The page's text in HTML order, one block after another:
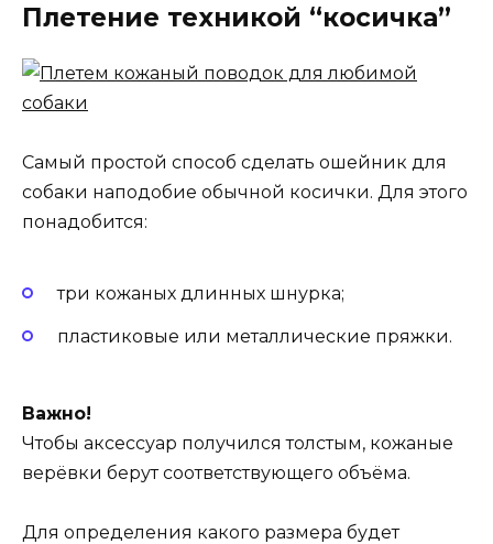
Плетение техникой “косичка”
Самый простой способ сделать ошейник для
собаки наподобие обычной косички. Для этого
понадобится:
три кожаных длинных шнурка;
пластиковые или металлические пряжки.
Важно!
Чтобы аксессуар получился толстым, кожаные
верёвки берут соответствующего объёма.
Для определения какого размера будет